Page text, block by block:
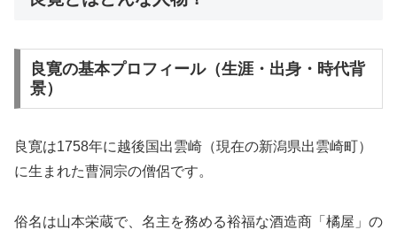
良寛の基本プロフィール（生涯・出身・時代背
景）
良寛は1758年に越後国出雲崎（現在の新潟県出雲崎町）
に生まれた曹洞宗の僧侶です。
俗名は山本栄蔵で、名主を務める裕福な酒造商「橘屋」の